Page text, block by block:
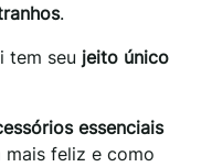
.
tem seu jeito único
essenciais
mais feliz e como